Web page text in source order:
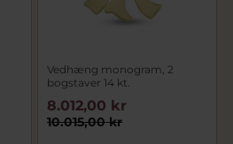
Vedhæng monogram, 2
bogstaver 14 kt.
10.015,00 kr
8.012,00 kr